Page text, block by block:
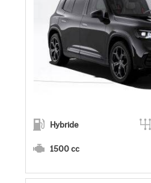
Hybride
1500 cc